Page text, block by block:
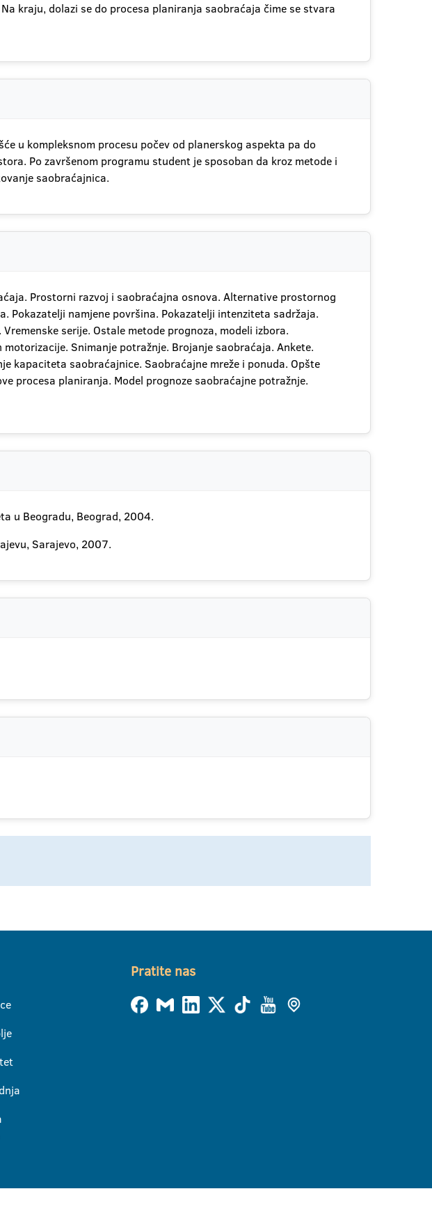
kraju, dolazi se do procesa planiranja saobraćaja čime se stvara
u kompleksnom procesu počev od planerskog aspekta pa do
Po završenom programu student je sposoban da kroz metode i
saobraćajnica.
Prostorni razvoj i saobraćajna osnova. Alternative prostornog
Pokazatelji namjene površina. Pokazatelji intenziteta sadržaja.
serije. Ostale metode prognoza, modeli izbora.
Snimanje potražnje. Brojanje saobraćaja. Ankete.
kapaciteta saobraćajnice. Saobraćajne mreže i ponuda. Opšte
procesa planiranja. Model prognoze saobraćajne potražnje.
u Beogradu, Beograd, 2004.
Sarajevo, 2007.
Pratite nas